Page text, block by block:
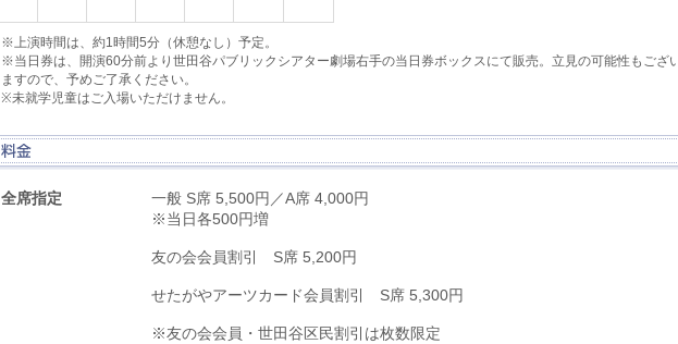
※上演時間は、約1時間5分（休憩なし）予定。
※当日券は、開演60分前より世田谷パブリックシアター劇場右手の当日券ボックスにて販売。立見の可能性もござ
ますので、予めご了承ください。
※未就学児童はご入場いただけません。
全席指定
一般 S席 5,500円／A席 4,000円
※当日各500円増
友の会会員割引 S席 5,200円
せたがやアーツカード会員割引 S席 5,300円
※友の会会員・世田谷区民割引は枚数限定